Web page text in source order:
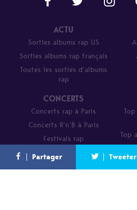
L’équipe
Nous
rejoindre
Partager Tweeter
ACTU
Sorties albums rap US
Sorties albums rap français
Toutes les sorties d’albums
rap
CONCERTS
Concerts rap à Paris
Concerts R’n’B à Paris
Festivals rap
Top